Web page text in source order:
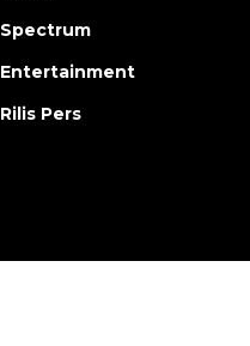
Spectrum
Entertainment
Rilis Pers